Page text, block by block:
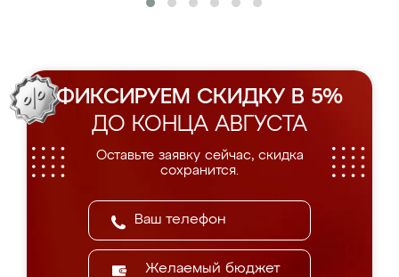
ФИКСИРУЕМ СКИДКУ В 5%
ДО КОНЦА АВГУСТА
Оставьте заявку сейчас, скидка
сохранится.
Желаемый бюджет